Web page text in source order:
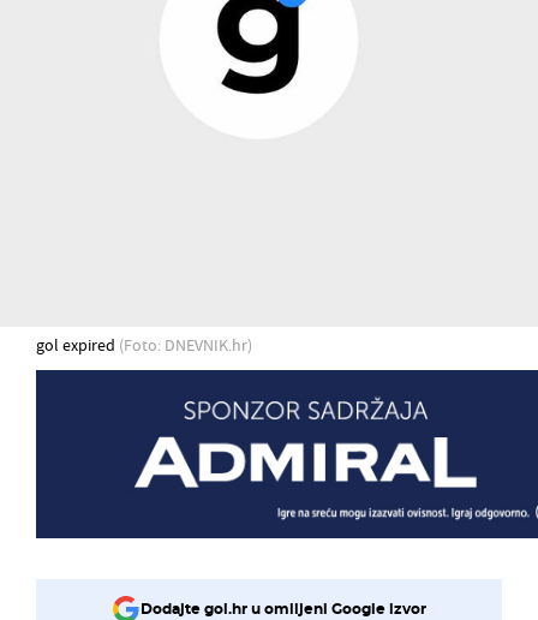
gol expired (Foto: DNEVNIK.hr)
Dodajte gol.hr u omiljeni Google izvor